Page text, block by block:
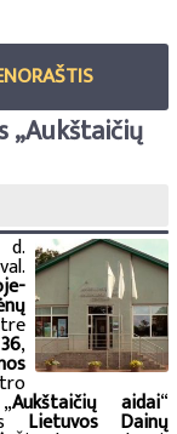
„Aukštaičių
d.
,
Aukštaičių aidai“
Lietuvos Dainų